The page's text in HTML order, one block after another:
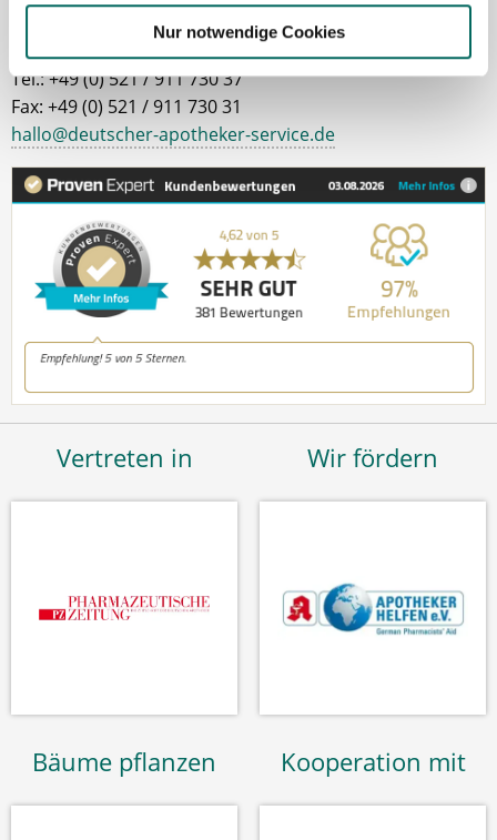
Nur notwendige Cookies
Tel.: +49 (0) 521 / 911 730 37
Fax: +49 (0) 521 / 911 730 31
hallo@deutscher-apotheker-service.de
Vertreten in Wir fördern
Bäume pflanzen Kooperation mit